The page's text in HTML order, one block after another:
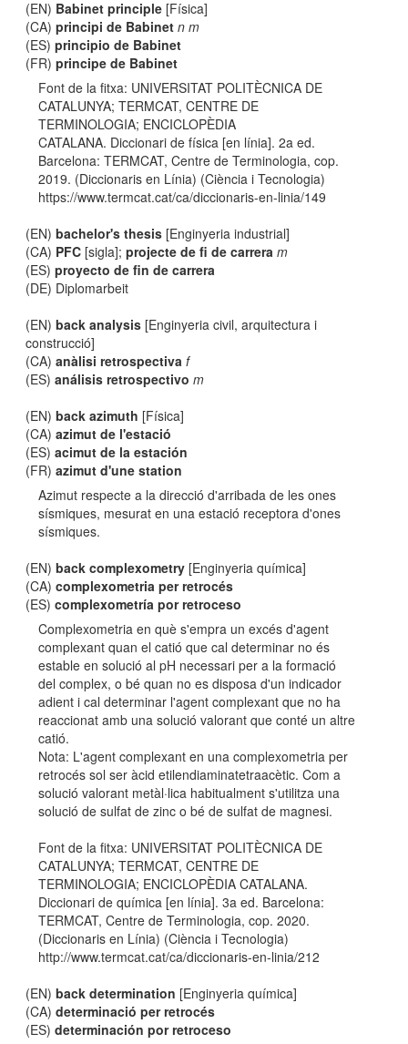
(EN) Babinet principle [Física]
(CA)principi de Babinet n m
(ES)principio de Babinet
(FR)principe de Babinet
Font de la fitxa: UNIVERSITAT POLITÈCNICA DE
CATALUNYA; TERMCAT, CENTRE DE
TERMINOLOGIA; ENCICLOPÈDIA
CATALANA. Diccionari de física [en línia]. 2a ed.
Barcelona: TERMCAT, Centre de Terminologia, cop.
2019. (Diccionaris en Línia) (Ciència i Tecnologia)
https://www.termcat.cat/ca/diccionaris-en-linia/149
(EN)bachelor's thesis [Enginyeria industrial]
(CA) PFC [sigla];projecte de fi de carrera m
(ES)proyecto de fin de carrera
(DE) Diplomarbeit
(EN)back analysis [Enginyeria civil, arquitectura i
construcció]
(CA)anàlisi retrospectiva f
(ES)análisis retrospectivo m
(EN)back azimuth [Física]
(CA)azimut de l'estació
(ES)acimut de la estación
(FR)azimut d'une station
Azimut respecte a la direcció d'arribada de les ones
sísmiques, mesurat en una estació receptora d'ones
sísmiques.
(EN)back complexometry [Enginyeria química]
(CA)complexometria per retrocés
(ES)complexometría por retroceso
Complexometria en què s'empra un excés d'agent
complexant quan el catió que cal determinar no és
estable en solució al pH necessari per a la formació
del complex, o bé quan no es disposa d'un indicador
adient i cal determinar l'agent complexant que no ha
reaccionat amb una solució valorant que conté un altre
catió.
Nota: L'agent complexant en una complexometria per
retrocés sol ser àcid etilendiaminatetraacètic. Com a
solució valorant metàl·lica habitualment s'utilitza una
solució de sulfat de zinc o bé de sulfat de magnesi.
Font de la fitxa: UNIVERSITAT POLITÈCNICA DE
CATALUNYA; TERMCAT, CENTRE DE
TERMINOLOGIA; ENCICLOPÈDIA CATALANA.
Diccionari de química [en línia]. 3a ed. Barcelona:
TERMCAT, Centre de Terminologia, cop. 2020.
(Diccionaris en Línia) (Ciència i Tecnologia)
http://www.termcat.cat/ca/diccionaris-en-linia/212
(EN)back determination [Enginyeria química]
(CA)determinació per retrocés
(ES)determinación por retroceso